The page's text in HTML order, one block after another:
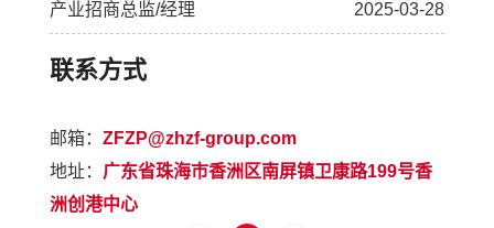
2025-03-28
产业招商总监/经理
联系方式
邮箱： ZFZP@zhzf-group.com
地址： 广东省珠海市香洲区南屏镇卫康路199号香
洲创港中心